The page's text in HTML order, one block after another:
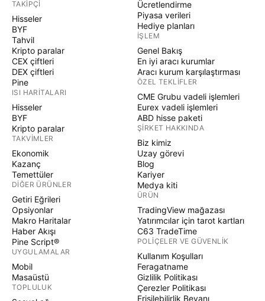
TAKIPÇI
Hisseler
BYF
Tahvil
Kripto paralar
CEX çiftleri
DEX çiftleri
Pine
ISI HARITALARI
Hisseler
BYF
Kripto paralar
TAKVIMLER
Ekonomik
Kazanç
Temettüler
DIĞER ÜRÜNLER
Getiri Eğrileri
Opsiyonlar
Makro Haritalar
Haber Akışı
Pine Script®
UYGULAMALAR
Mobil
Masaüstü
TOPLULUK
Ücretlendirme
Piyasa verileri
Hediye planları
İŞLEM
Genel Bakış
En iyi aracı kurumlar
Aracı kurum karşılaştırması
ÖZEL TEKLIFLER
CME Grubu vadeli işlemleri
Eurex vadeli işlemleri
ABD hisse paketi
ŞIRKET HAKKINDA
Biz kimiz
Uzay görevi
Blog
Kariyer
Medya kiti
ÜRÜN
TradingView mağazası
Yatırımcılar için tarot kartları
C63 TradeTime
POLIÇELER VE GÜVENLIK
Kullanım Koşulları
Feragatname
Gizlilik Politikası
Çerezler Politikası
Erişilebilirlik Beyanı